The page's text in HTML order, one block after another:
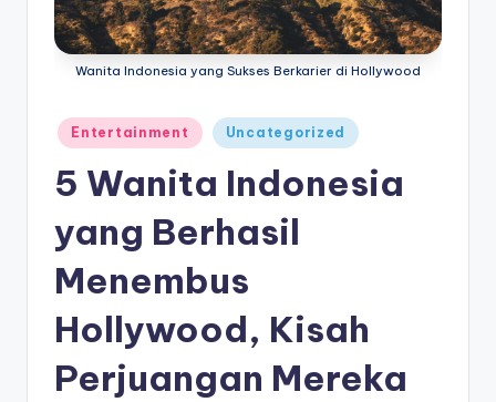
di
Wanita Indonesia yang Sukses Berkarier di Hollywood
Posted
in
Entertainment Uncategorized
5 Wanita Indonesia
yang Berhasil
Menembus
Hollywood, Kisah
Perjuangan Mereka